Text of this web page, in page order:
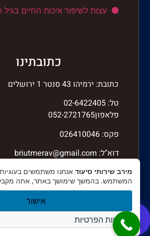
עצות לשיפור איכות החיים בגיל
כתובתינו
כתובת: ירמיהו 43 סנטר 1 ירושלים
טל: 02-6422405
פלאפון052-2721765
פקס: 026410046
דוא"ל: briutmerav@gmail.com
מירב שירותי סיעוד אנחנו משתמשים בעוגיות
המשתמש. בהמשך שימושך באתר, אתה מקבל
אישור
מדיניות הפרטיות